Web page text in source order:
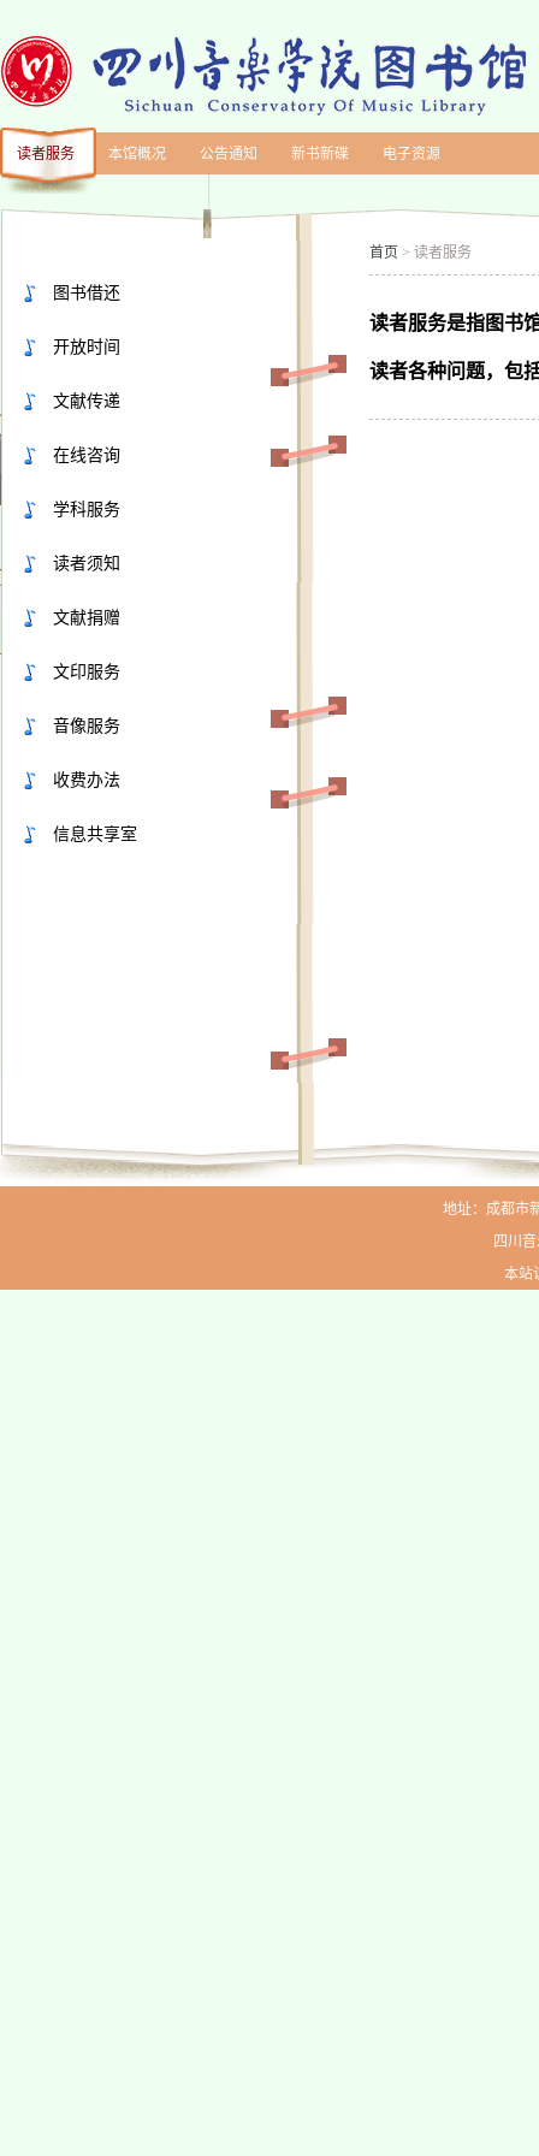
读者服务 本馆概况 公告通知 新书新碟 电子资源
图书借还
开放时间
文献传递
在线咨询
学科服务
读者须知
文献捐赠
文印服务
音像服务
收费办法
信息共享室
首页 > 读者服务
读者服务是指图书
读者各种问题，包
地址：成都市
四川
本站